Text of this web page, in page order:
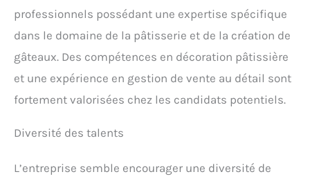
professionnels possédant une expertise spécifique
dans le domaine de la pâtisserie et de la création de
gâteaux. Des compétences en décoration pâtissière
et une expérience en gestion de vente au détail sont
fortement valorisées chez les candidats potentiels.
Diversité des talents
L’entreprise semble encourager une diversité de